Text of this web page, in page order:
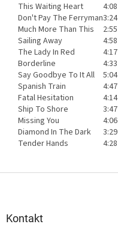
This Waiting Heart
4:08
Don't Pay The Ferryman3:24
Much More Than This
2:55
Sailing Away
4:58
The Lady In Red
4:17
Borderline
4:33
Say Goodbye To It All
5:04
Spanish Train
4:47
Fatal Hesitation
4:14
Ship To Shore
3:47
Missing You
4:06
Diamond In The Dark
3:29
Tender Hands
4:28
Kontakt